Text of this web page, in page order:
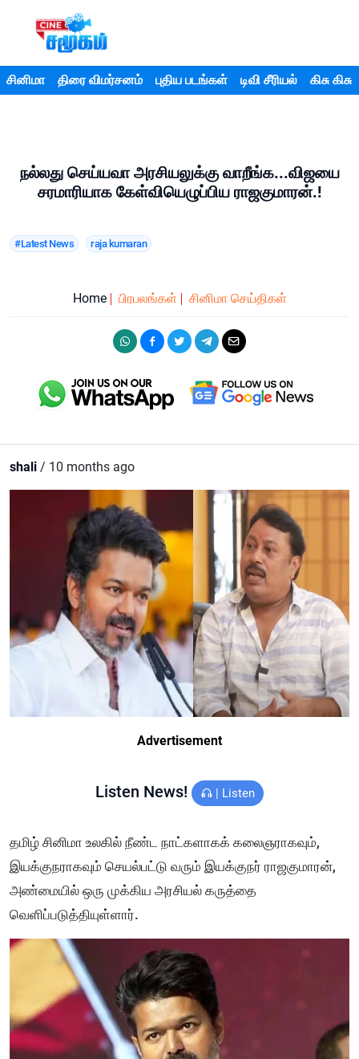
சினிமா திரை விமர்சனம் புதிய படங்கள் டிவி சீரியல் கிசு கிசு
நல்லது செய்யவா அரசியலுக்கு வாறீங்க...விஜயை
சரமாரியாக கேள்வியெழுப்பிய ராஜகுமாரன்.!
#Latest News raja kumaran
Home பிரபலங்கள் சினிமா செய்திகள்
shali / 10 months ago
Advertisement
Listen News! | Listen
தமிழ் சினிமா உலகில் நீண்ட நாட்களாகக் கலைஞராகவும்,
இயக்குநராகவும் செயல்பட்டு வரும் இயக்குநர் ராஜகுமாரன்,
அண்மையில் ஒரு முக்கிய அரசியல் கருத்தை
வெளிப்படுத்தியுள்ளார்.